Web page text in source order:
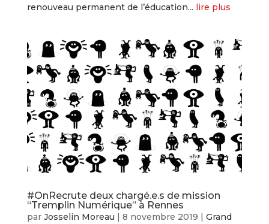
renouveau permanent de l’éducation... lire plus
#OnRecrute deux chargé.e.s de mission
“Tremplin Numérique” à Rennes
par Josselin Moreau | 8 novembre 2019 | Grand